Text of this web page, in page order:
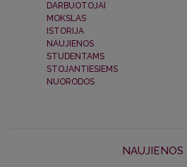
DARBUOTOJAI
MOKSLAS
ISTORIJA
NAUJIENOS
STUDENTAMS
STOJANTIESIEMS
NUORODOS
NAUJIENOS